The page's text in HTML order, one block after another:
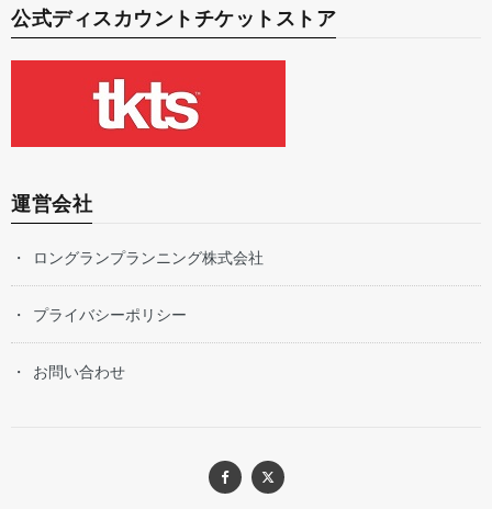
公式ディスカウントチケットストア
運営会社
ロングランプランニング株式会社
プライバシーポリシー
お問い合わせ